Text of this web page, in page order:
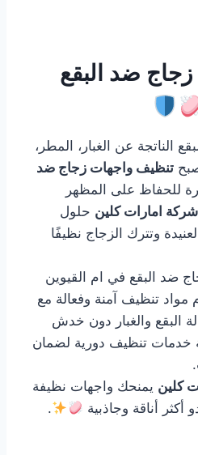
ضد البقع
الناتجة عن الغبار، المطر،
تنظيف واجهات زجاج ضد
للحفاظ على المظهر
شركة امارات كلين حلول
وتترك الزجاج نظيفًا
ضد البقع في ام القيوين
تنظيف آمنة وفعالة مع
البقع والغبار دون خدش
خدمات تنظيف دورية لضمان
كلين يمنحك واجهات نظيفة
أناقة وجاذبية
.